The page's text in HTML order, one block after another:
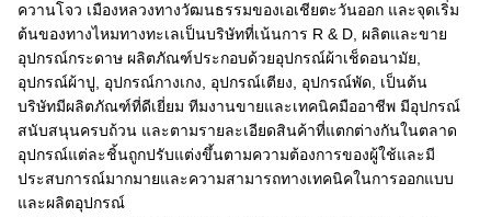
ควานโจว เมืองหลวงทางวัฒนธรรมของเอเชียตะวันออก และจุดเริ่ม
ต้นของทางไหมทางทะเลเป็นบริษัทที่เน้นการ R & D, ผลิตและขาย
อุปกรณ์กระดาษ ผลิตภัณฑ์ประกอบด้วยอุปกรณ์ผ้าเช็ดอนามัย,
อุปกรณ์ผ้าปู, อุปกรณ์กางเกง, อุปกรณ์เตียง, อุปกรณ์พัด, เป็นต้น
บริษัทมีผลิตภัณฑ์ที่ดีเยี่ยม ทีมงานขายและเทคนิคมืออาชีพ มีอุปกรณ์
สนับสนุนครบถ้วน และตามรายละเอียดสินค้าที่แตกต่างกันในตลาด
อุปกรณ์แต่ละชิ้นถูกปรับแต่งขึ้นตามความต้องการของผู้ใช้และมี
ประสบการณ์มากมายและความสามารถทางเทคนิคในการออกแบบ
และผลิตอุปกรณ์